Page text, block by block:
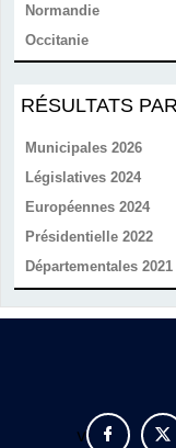
Normandie
Occitanie
RÉSULTATS
Municipales 2026
Législatives 2024
Européennes 2024
Présidentielle 2022
Départementales 2021
v